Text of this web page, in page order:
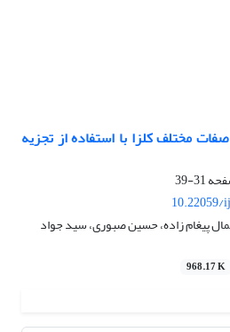
مختلف کلزا با استفاده از تجزیه
31-39
10.22059/
پیغام زاده، حسین صبوری، سید جواد
968.17 K